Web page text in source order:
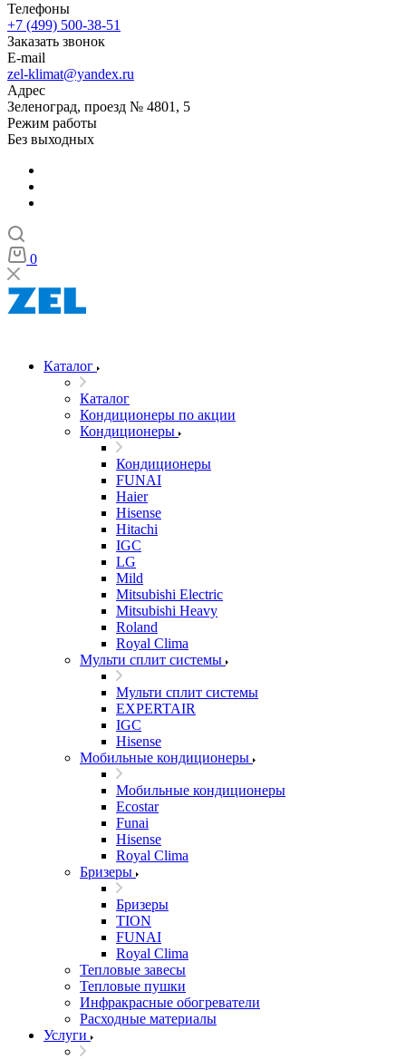
Телефоны
+7 (499) 500-38-51
Заказать звонок
E-mail
zel-klimat@yandex.ru
Адрес
Зеленоград, проезд № 4801, 5
Режим работы
Без выходных
0
Каталог
Каталог
Кондиционеры по акции
Кондиционеры
Кондиционеры
FUNAI
Haier
Hisense
Hitachi
IGC
LG
Mild
Mitsubishi Electric
Mitsubishi Heavy
Roland
Royal Clima
Мульти сплит системы
Мульти сплит системы
EXPERTAIR
IGC
Hisense
Мобильные кондиционеры
Мобильные кондиционеры
Ecostar
Funai
Hisense
Royal Clima
Бризеры
Бризеры
TION
FUNAI
Royal Clima
Тепловые завесы
Тепловые пушки
Инфракрасные обогреватели
Расходные материалы
Услуги